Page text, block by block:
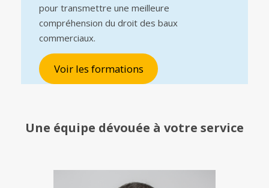
pour transmettre une meilleure
compréhension du droit des baux
commerciaux.
Voir les formations
Une équipe dévouée à votre service